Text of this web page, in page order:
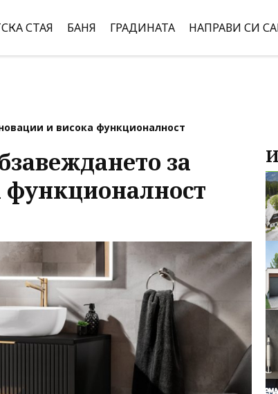
СТАЯ БАНЯ ГРАДИНАТА НАПРАВИ СИ
и висока функционалност
за
функционалност